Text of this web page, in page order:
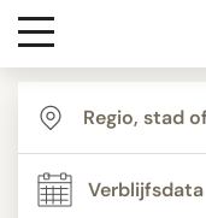
Hoteltypes
TYPE
Badplaatsen